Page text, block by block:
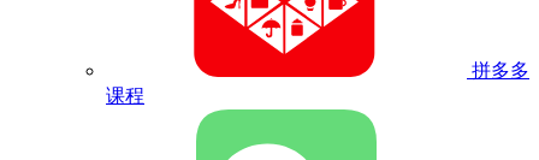
拼多多
课程